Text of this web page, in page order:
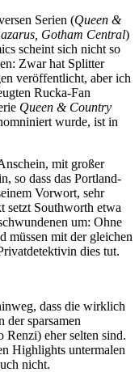
Serien (Queen &
Gotham Central)
scheint sich nicht so
Zwar hat Splitter
veröffentlicht, aber ich
Rucka-Fan
Queen & Country
wurde, ist in
mit großer
so dass das Portland-
Vorwort, sehr
setzt Southworth etwa
um: Ohne
müssen mit der gleichen
dies tut.
dass die wirklich
der sparsamen
eher selten sind.
Highlights untermalen
nicht.